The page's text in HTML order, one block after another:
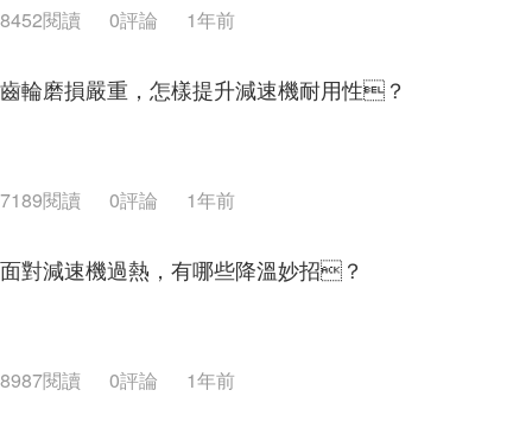
8452閱讀 0評論 1年前
齒輪磨損嚴重，怎樣提升減速機耐用性？
7189閱讀 0評論 1年前
面對減速機過熱，有哪些降溫妙招？
8987閱讀 0評論 1年前